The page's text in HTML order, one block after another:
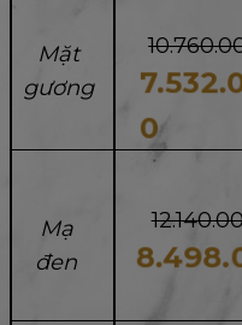
Mặt
gương
Mạ
đen
0